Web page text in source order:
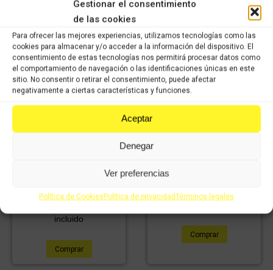
Gestionar el consentimiento
de las cookies
Para ofrecer las mejores experiencias, utilizamos tecnologías como las
cookies para almacenar y/o acceder a la información del dispositivo. El
consentimiento de estas tecnologías nos permitirá procesar datos como
el comportamiento de navegación o las identificaciones únicas en este
sitio. No consentir o retirar el consentimiento, puede afectar
negativamente a ciertas características y funciones.
Aceptar
Denegar
Ver preferencias
Política de CookiesPolítica de privacidadTérminos legales
incluido
Comprar
24,08€ IVA
incluido
Comprar
incluido
16,86 €
incluido
Comprar